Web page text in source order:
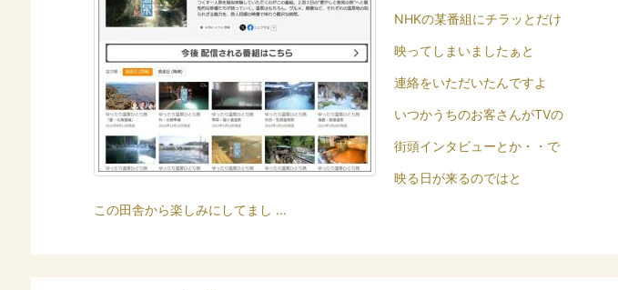
NHKの某番組にチラッとだけ
映ってしまいましたぁと
連絡をいただいたんですよ
いつかうちのお客さんがTVの
街頭インタビューとか・・で
映る日が来るのではと
この田舎から楽しみにしてまし ...